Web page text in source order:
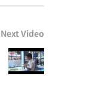
Next Video